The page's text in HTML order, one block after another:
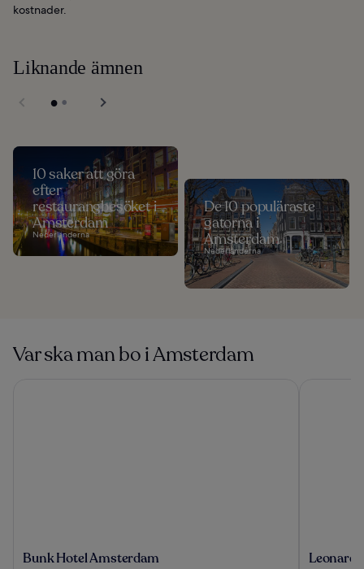
kostnader.
Liknande ämnen
10 saker att göra
efter
restaurangbesöket i
Amsterdam
Nederländerna
De 10 populäraste
gatorna i
Amsterdam
Nederländerna
Var ska man bo i Amsterdam
Bunk
Bunk Hotel Amsterdam
Leonardo